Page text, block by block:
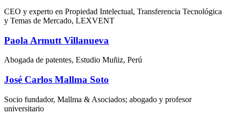
CEO y experto en Propiedad Intelectual, Transferencia Tecnológica
y Temas de Mercado, LEXVENT
Paola Armutt Villanueva
Abogada de patentes, Estudio Muñiz, Perú
José Carlos Mallma Soto
Socio fundador, Mallma & Asociados; abogado y profesor
universitario